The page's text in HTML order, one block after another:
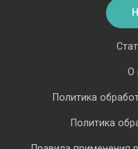
О
Политика
Политика